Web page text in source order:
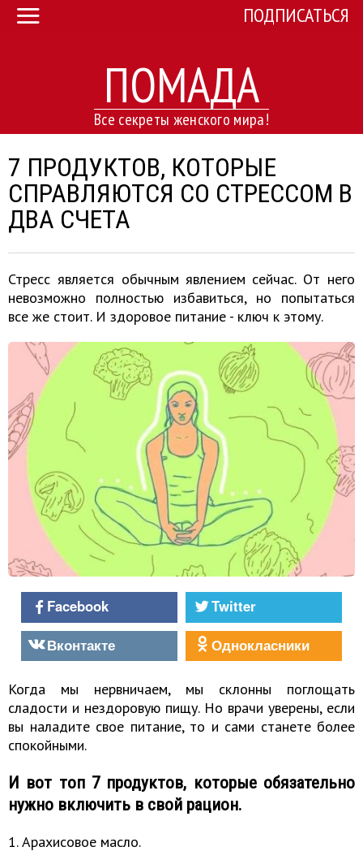
ПОМАДА
Все секреты женского мира!
ПОДПИСАТЬСЯ
7 ПРОДУКТОВ, КОТОРЫЕ
СПРАВЛЯЮТСЯ СО СТРЕССОМ В
ДВА СЧЕТА
Стресс является обычным явлением сейчас. От него
невозможно полностью избавиться, но попытаться
все же стоит. И здоровое питание - ключ к этому.
Facebook
Twitter
Вконтакте
Однокласники
Когда мы нервничаем, мы склонны поглощать
сладости и нездоровую пищу. Но врачи уверены, если
вы наладите свое питание, то и сами станете более
спокойными.
И вот топ 7 продуктов, которые обязательно
нужно включить в свой рацион.
1. Арахисовое масло.